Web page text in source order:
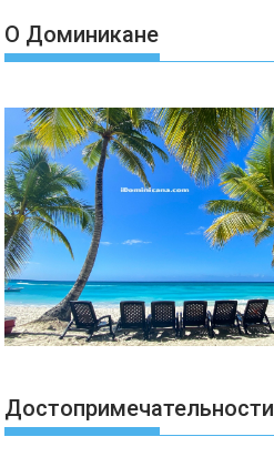
О Доминикане
Достопримечательности